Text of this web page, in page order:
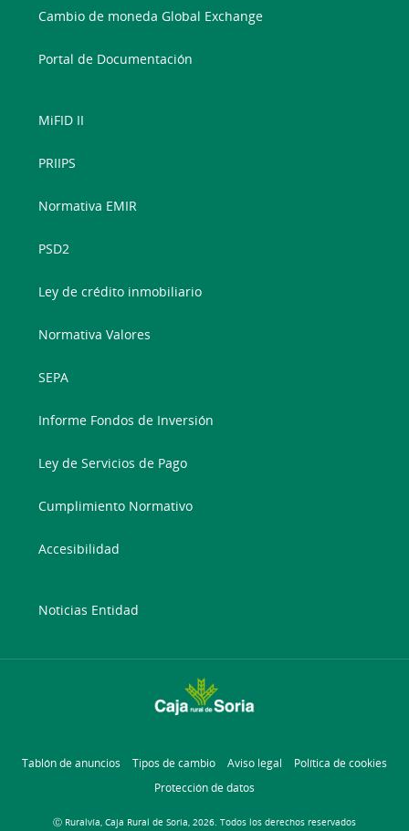
Cambio de moneda Global Exchange
Portal de Documentación
MiFID II
PRIIPS
Normativa EMIR
PSD2
Ley de crédito inmobiliario
Normativa Valores
SEPA
Informe Fondos de Inversión
Ley de Servicios de Pago
Cumplimiento Normativo
Accesibilidad
Noticias Entidad
Tablón de anuncios Tipos de cambio Aviso legal
Política de cookies
Protección de datos
Ⓒ Ruralvía, Caja Rural de Soria, 2026. Todos los derechos reservados